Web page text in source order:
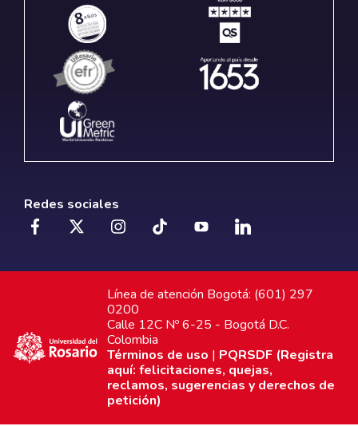
Redes sociales
Línea de atención Bogotá: (601) 297
0200
Calle 12C Nº 6-25 - Bogotá D.C.
Colombia
Términos de uso | PQRSDF (Registra
aquí: felicitaciones, quejas,
reclamos, sugerencias y derechos de
petición)